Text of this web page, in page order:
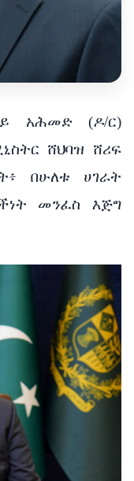
አሕመድ (ዶ/ር)
ሸህባዝ ሸሪፍ
በሁለቱ ሀገራት
መንፈስ እጅግ